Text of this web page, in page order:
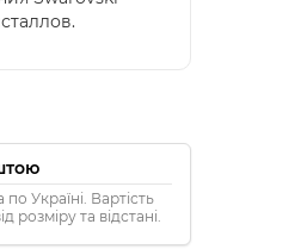
Україні. Вартість
розміру та відстані.